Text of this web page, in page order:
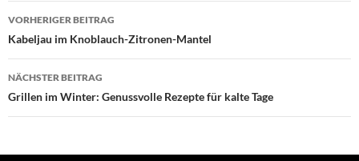
Beitragsnavigation
VORHERIGER BEITRAG
Kabeljau im Knoblauch-Zitronen-Mantel
NÄCHSTER BEITRAG
Grillen im Winter: Genussvolle Rezepte für kalte Tage